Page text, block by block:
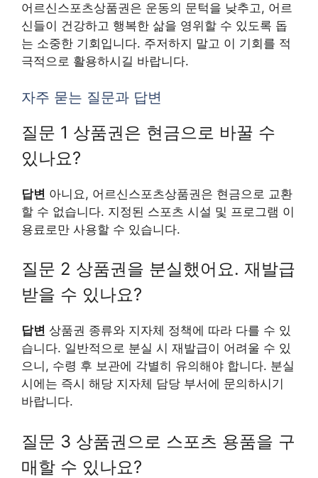
어르신스포츠상품권은 운동의 문턱을 낮추고, 어르
신들이 건강하고 행복한 삶을 영위할 수 있도록 돕
는 소중한 기회입니다. 주저하지 말고 이 기회를 적
극적으로 활용하시길 바랍니다.
자주 묻는 질문과 답변
질문 1 상품권은 현금으로 바꿀 수
있나요?
답변 아니요, 어르신스포츠상품권은 현금으로 교환
할 수 없습니다. 지정된 스포츠 시설 및 프로그램 이
용료로만 사용할 수 있습니다.
질문 2 상품권을 분실했어요. 재발급
받을 수 있나요?
답변 상품권 종류와 지자체 정책에 따라 다를 수 있
습니다. 일반적으로 분실 시 재발급이 어려울 수 있
으니, 수령 후 보관에 각별히 유의해야 합니다. 분실
시에는 즉시 해당 지자체 담당 부서에 문의하시기
바랍니다.
질문 3 상품권으로 스포츠 용품을 구
매할 수 있나요?